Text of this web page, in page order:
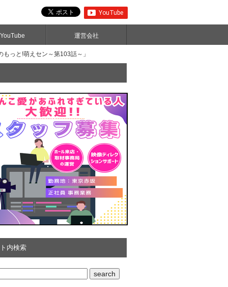
運営会社
っと!萌えセン～第103話～」
内検索